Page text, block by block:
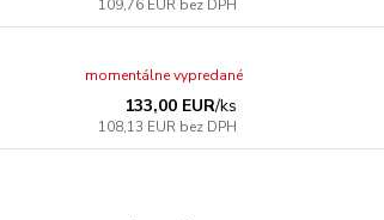
109,76 EUR bez DPH
133,00 EUR/ks
108,13 EUR bez DPH
momentálne vypredané